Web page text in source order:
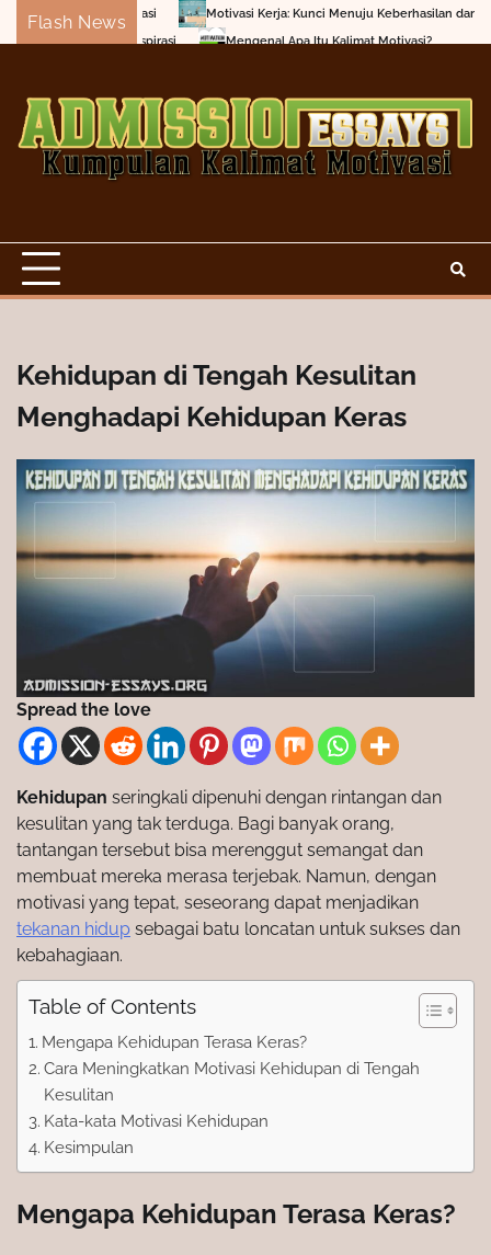
SkipFlash News
Motivasi Kerja: Kunci Menuju Keberhasilan dan Kepuasan Diri
Mengenal Apa Itu Kalimat Motivasi?
Motivasi
Kehidupan di Tengah Kesulitan
Menghadapi Kehidupan Keras
Spread the love
Kehidupan seringkali dipenuhi dengan rintangan dan
kesulitan yang tak terduga. Bagi banyak orang,
tantangan tersebut bisa merenggut semangat dan
membuat mereka merasa terjebak. Namun, dengan
motivasi yang tepat, seseorang dapat menjadikan
tekanan hidup sebagai batu loncatan untuk sukses dan
kebahagiaan.
Table of Contents
Mengapa Kehidupan Terasa Keras?
Cara Meningkatkan Motivasi Kehidupan di Tengah
Kesulitan
Kata-kata Motivasi Kehidupan
Kesimpulan
Mengapa Kehidupan Terasa Keras?